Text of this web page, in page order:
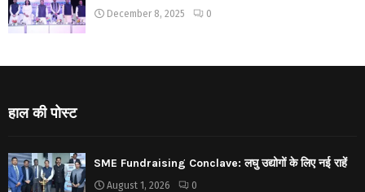
December 8, 2025 0
हाल की पोस्ट
SME Fundraising Conclave: लघु उद्योगों के लिए नई राहें
August 1, 2026 0